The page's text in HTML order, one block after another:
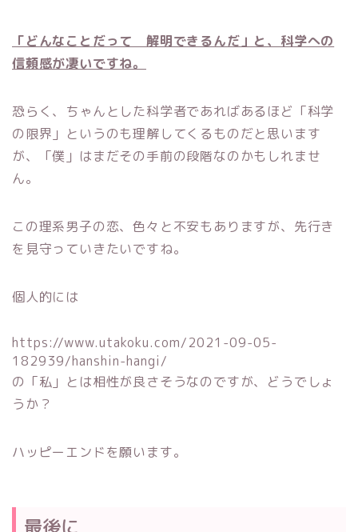
「どんなことだって 解明できるんだ」と、科学への
信頼感が凄いですね。
恐らく、ちゃんとした科学者であればあるほど「科学
の限界」というのも理解してくるものだと思います
が、「僕」はまだその手前の段階なのかもしれませ
ん。
この理系男子の恋、色々と不安もありますが、先行き
を見守っていきたいですね。
個人的には
https://www.utakoku.com/2021-09-05-
182939/hanshin-hangi/
の「私」とは相性が良さそうなのですが、どうでしょ
うか？
ハッピーエンドを願います。
最後に